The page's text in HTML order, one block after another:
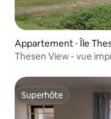
Appartement ⋅ Île
Thesen View - vue
Superhôte
Superhôte